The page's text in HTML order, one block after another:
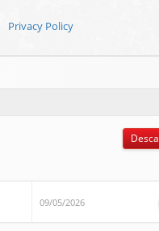
Privacy Policy
09/05/2026